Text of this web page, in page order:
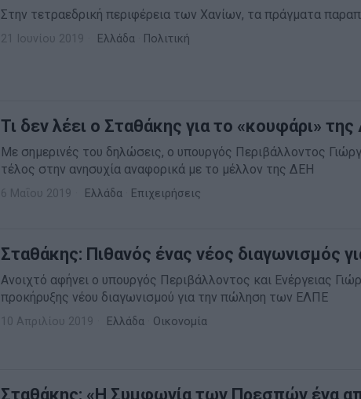
Στην τετραεδρική περιφέρεια των Χανίων, τα πράγματα
21 Ιουνίου 2019 Ελλάδα Πολιτική
Τι δεν λέει ο Σταθάκης για το «κουφάρι»
Με σημερινές του δηλώσεις, ο υπουργός Περιβάλλοντος
τέλος στην ανησυχία αναφορικά με το μέλλον της ΔΕΗ
6 Μαΐου 2019 Ελλάδα Επιχειρήσεις
Σταθάκης: Πιθανός ένας νέος διαγωνισμός
Ανοιχτό αφήνει ο υπουργός Περιβάλλοντος και Ενέργειας
προκήρυξης νέου διαγωνισμού για την πώληση των ΕΛΠΕ
10 Απριλίου 2019 Ελλάδα Οικονομία
Σταθάκης: «Η Συμφωνία των Πρεσπών ένα